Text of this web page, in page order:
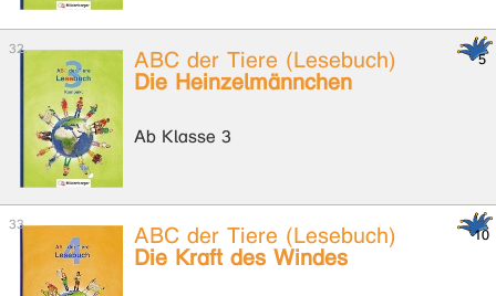
ABC der Tiere (Lesebuch)
Die Heinzelmännchen
Ab Klasse 3
ABC der Tiere (Lesebuch)
Die Kraft des Windes